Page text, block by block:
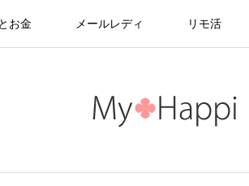
お金 メールレディ リモ活